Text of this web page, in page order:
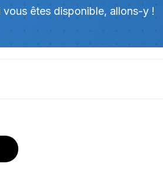
êtes disponible, allons-y !